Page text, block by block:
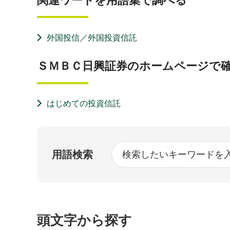
外国投信／外国投資信託
ＳＭＢＣ日興証券のホームページで
はじめての投資信託
用語検索
頭文字から探す